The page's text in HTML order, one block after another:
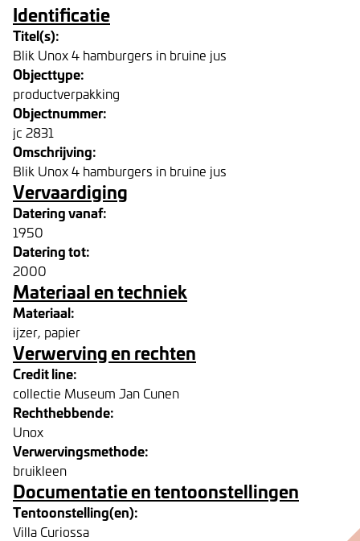
Identificatie
Titel(s):
Blik Unox 4 hamburgers in bruine jus
Objecttype:
productverpakking
Objectnummer:
jc 2831
Omschrijving:
Blik Unox 4 hamburgers in bruine jus
Vervaardiging
Datering vanaf:
1950
Datering tot:
2000
Materiaal en techniek
Materiaal:
ijzer, papier
Verwerving en rechten
Credit line:
collectie Museum Jan Cunen
Rechthebbende:
Unox
Verwervingsmethode:
bruikleen
Documentatie en tentoonstellingen
Tentoonstelling(en):
Villa Curiossa